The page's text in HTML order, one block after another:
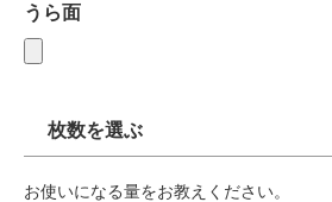
うら面
枚数を選ぶ
お使いになる量をお教えください。